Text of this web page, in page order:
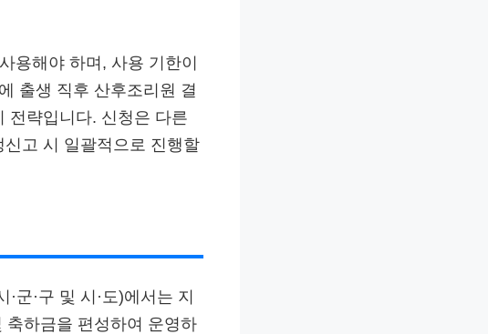
용해야 하며, 사용 기한이
출생 직후 산후조리원 결
전략입니다. 신청은 다른
고 시 일괄적으로 진행할
군·구 및 시·도)에서는 지
축하금을 편성하여 운영하